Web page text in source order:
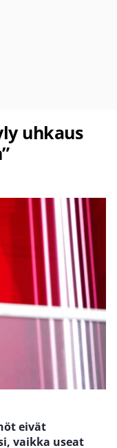
uhkaus
eivät
vaikka useat